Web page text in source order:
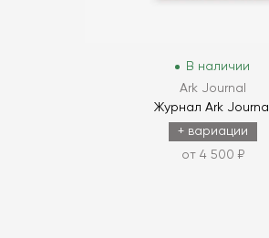
В наличии
Ark Journal
Журнал Ark Journal
+ вариации
от 4 500 ₽